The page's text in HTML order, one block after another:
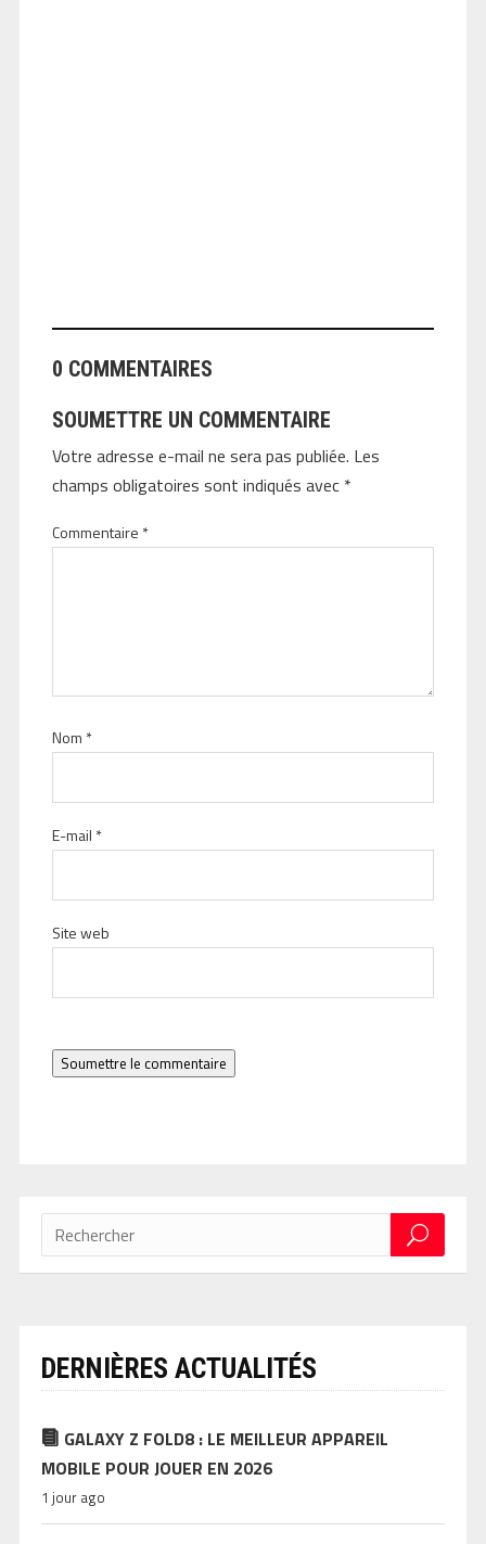
0 COMMENTAIRES
SOUMETTRE UN COMMENTAIRE
Votre adresse e-mail ne sera pas publiée. Les
champs obligatoires sont indiqués avec *
Commentaire *
Nom *
E-mail *
Site web
Soumettre le commentaire
DERNIÈRES ACTUALITÉS
GALAXY Z FOLD8 : LE MEILLEUR APPAREIL
MOBILE POUR JOUER EN 2026
1 jour ago